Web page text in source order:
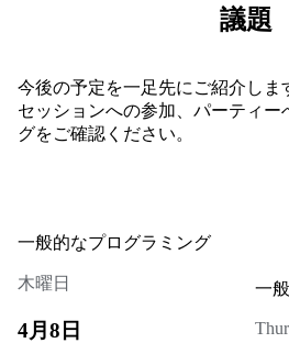
議題
今後の予定を一足先にご紹介しま
セッションへの参加、パーティー
グをご確認ください。
一般的なプログラミング
木曜日
4月8日
一